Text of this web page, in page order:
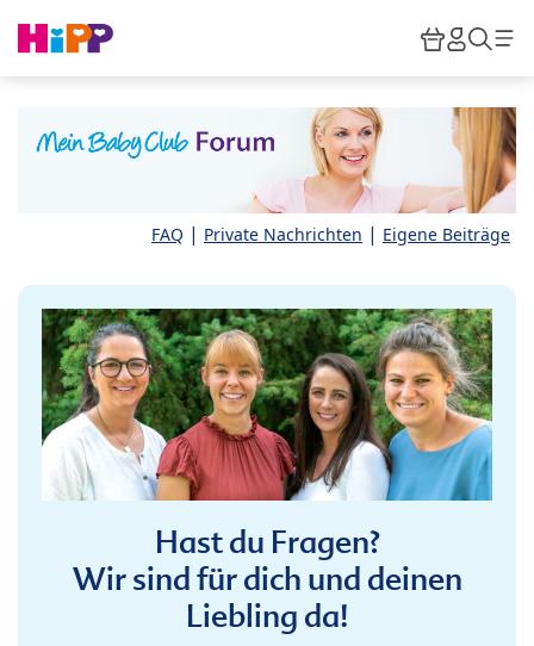
HiPP
FAQ | Private Nachrichten | Eigene Beiträge
Hast du Fragen?
Wir sind für dich und deinen
Liebling da!